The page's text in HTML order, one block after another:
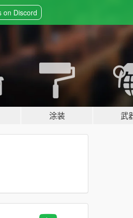
on Discord
涂装 武